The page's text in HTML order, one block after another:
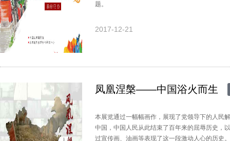
题。
2017-12-21
凤凰涅槃——中国浴火而生
本展览通过一幅幅画作，展现了党领导下的人民
中国，中国人民从此结束了百年来的屈辱历史，
过宣传画、油画等表现了这一段激动人心的历史。